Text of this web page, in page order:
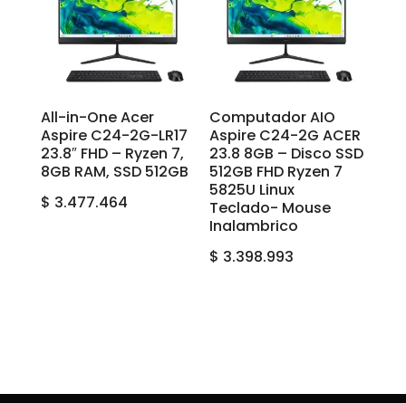
All-in-One Acer
Aspire C24-2G-LR17
23.8″ FHD – Ryzen 7,
8GB RAM, SSD 512GB
$ 3.477.464
Computador AIO
Aspire C24-2G ACER
23.8 8GB – Disco SSD
512GB FHD Ryzen 7
5825U Linux
Teclado- Mouse
Inalambrico
$ 3.398.993